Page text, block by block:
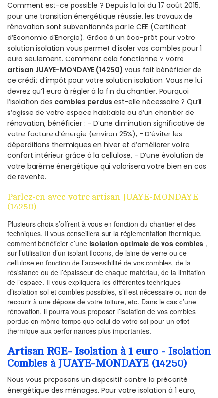
Comment est-ce possible ? Depuis la loi du 17 août 2015,
pour une transition énergétique réussie, les travaux de
rénovation sont subventionnés par le CEE (Certificat
d’Economie d’Energie). Grâce à un éco-prêt pour votre
solution isolation vous permet d’isoler vos combles pour 1
euro seulement. Comment cela fonctionne ? Votre
artisan JUAYE-MONDAYE (14250) vous fait bénéficier de
ce crédit d’impôt pour votre solution isolation. Vous ne lui
devrez qu’1 euro à régler à la fin du chantier. Pourquoi
l’isolation des combles perdus est-elle nécessaire ? Qu’il
s’agisse de votre espace habitable ou d’un chantier de
rénovation, bénéficier : - D’une diminution significative de
votre facture d’énergie (environ 25%), - D’éviter les
déperditions thermiques en hiver et d’améliorer votre
confort intérieur grâce à la cellulose, - D’une évolution de
votre barème énergétique qui valorisera votre bien en cas
de revente.
Parlez-en avec votre artisan JUAYE-MONDAYE
(14250)
Plusieurs choix s’offrent à vous en fonction du chantier et des
techniques. Il vous conseillera sur la réglementation thermique,
comment bénéficier d’une isolation optimale de vos combles ,
sur l’utilisation d’un isolant flocons, de laine de verre ou de
cellulose en fonction de l’accessibilité de vos combles, de la
résistance ou de l’épaisseur de chaque matériau, de la limitation
de l’espace. Il vous expliquera les différentes techniques
d’isolation sol et combles possibles, s’il est nécessaire ou non de
recourir à une dépose de votre toiture, etc. Dans le cas d’une
rénovation, il pourra vous proposer l’isolation de vos combles
perdus en même temps que celui de votre sol pour un effet
thermique aux performances plus importantes.
Artisan RGE- Isolation à 1 euro - Isolation
Combles à JUAYE-MONDAYE (14250)
Nous vous proposons un dispositif contre la précarité
énergétique des ménages. Pour votre isolation à 1 euro,